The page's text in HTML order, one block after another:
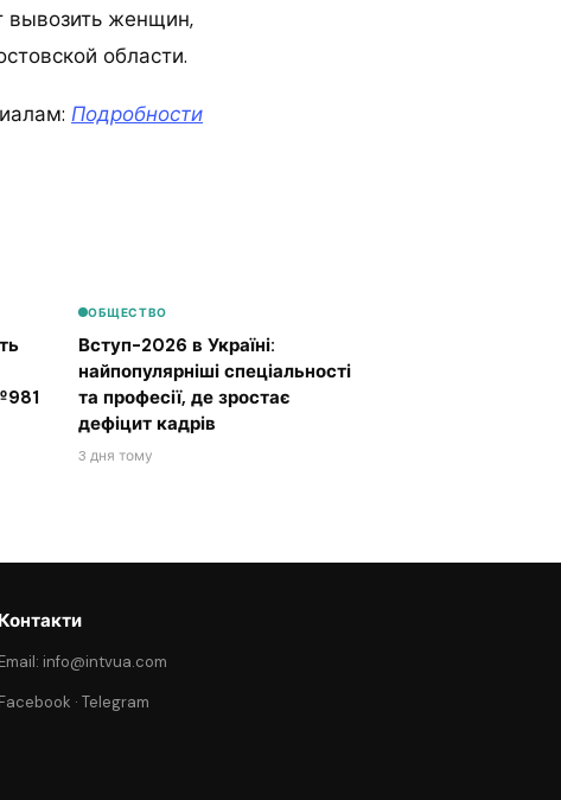
вывозить женщин,
области.
Подробности
ОБЩЕСТВО
Вступ-2026 в Україні:
найпопулярніші спеціальності
та професії, де зростає
дефіцит кадрів
3 дня тому
Контакти
Email: info@intvua.com
Facebook ·Telegram